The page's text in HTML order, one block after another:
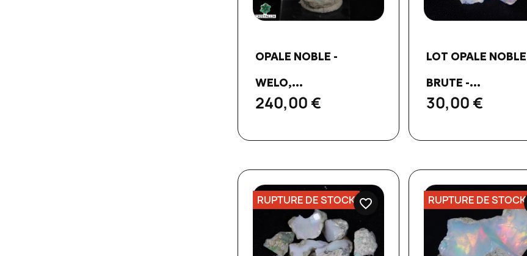
OPALE NOBLE -
WELO,...
240,00 €
LOT OPALE NOBLE
BRUTE -...
30,00 €
RUPTURE DE STOCK favorite_border RUPTURE DE STOCK